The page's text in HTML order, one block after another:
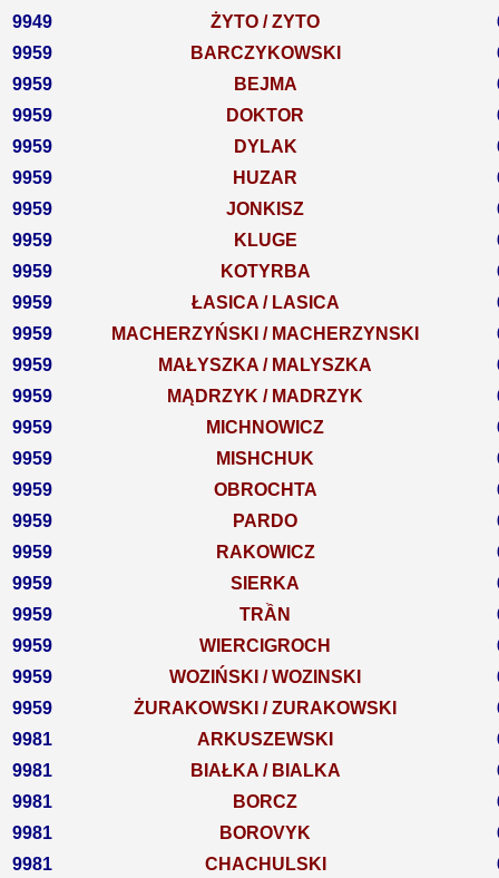
9949
ŻYTO / ZYTO
9959
BARCZYKOWSKI
9959
BEJMA
9959
DOKTOR
9959
DYLAK
9959
HUZAR
9959
JONKISZ
9959
KLUGE
9959
KOTYRBA
9959
ŁASICA / LASICA
9959
MACHERZYŃSKI / MACHERZYNSKI
9959
MAŁYSZKA / MALYSZKA
9959
MĄDRZYK / MADRZYK
9959
MICHNOWICZ
9959
MISHCHUK
9959
OBROCHTA
9959
PARDO
9959
RAKOWICZ
9959
SIERKA
9959
TRẦN
9959
WIERCIGROCH
9959
WOZIŃSKI / WOZINSKI
9959
ŻURAKOWSKI / ZURAKOWSKI
9981
ARKUSZEWSKI
9981
BIAŁKA / BIALKA
9981
BORCZ
9981
BOROVYK
9981
CHACHULSKI